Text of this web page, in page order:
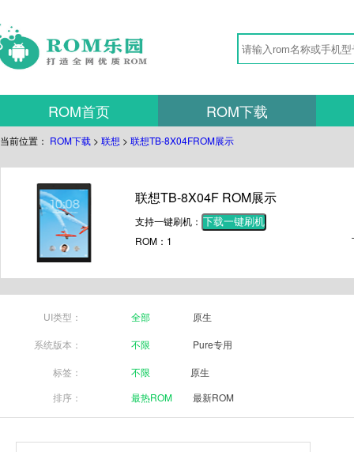
ROM首页 ROM下载
当前位置： ROM下载 > 联想 > 联想TB-8X04FROM展示
联想TB-8X04F ROM展示
支持一键刷机： 下载一键刷机
ROM：1
UI类型： 全部 原生
系统版本： 不限 Pure专用
标签： 不限
原生
排序：
最热ROM 最新ROM